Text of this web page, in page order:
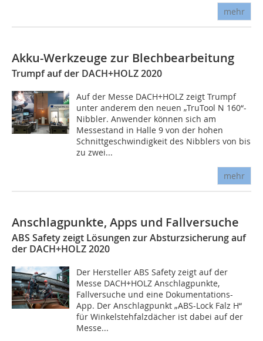
mehr
Akku-Werkzeuge zur Blechbearbeitung
Trumpf auf der DACH+HOLZ 2020
Auf der Messe DACH+HOLZ zeigt Trumpf
unter anderem den neuen „TruTool N 160“-
Nibbler. Anwender können sich am
Messestand in Halle 9 von der hohen
Schnittgeschwindigkeit des Nibblers von bis
zu zwei...
mehr
Anschlagpunkte, Apps und Fallversuche
ABS Safety zeigt Lösungen zur Absturzsicherung auf
der DACH+HOLZ 2020
Der Hersteller ABS Safety zeigt auf der
Messe DACH+HOLZ Anschlagpunkte,
Fallversuche und eine Dokumentations-
App. Der Anschlagpunkt „ABS-Lock Falz H“
für Winkelstehfalzdächer ist dabei auf der
Messe...